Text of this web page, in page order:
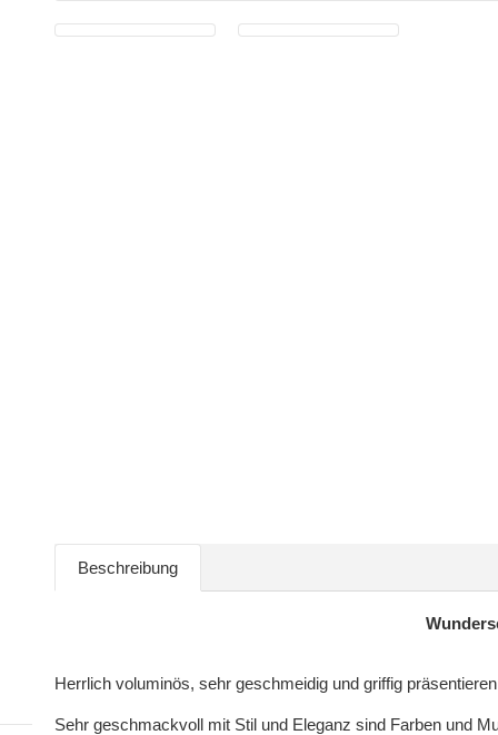
Beschreibung
Herrlich voluminös, sehr geschmeidig und griffig
Sehr geschmackvoll mit Stil und Eleganz sind Farben und